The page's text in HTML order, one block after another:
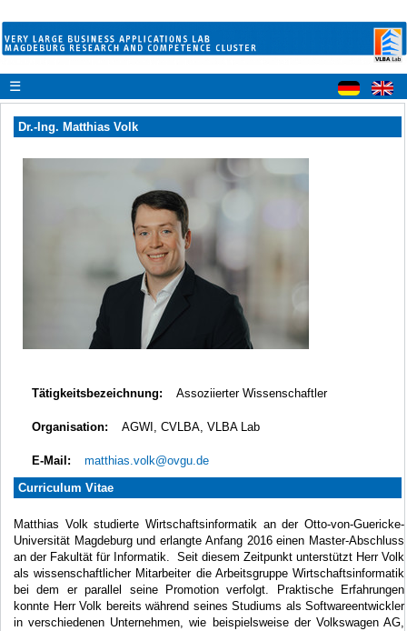
☰
Dr.-Ing. Matthias Volk
Tätigkeitsbezeichnung: Assoziierter Wissenschaftler
Organisation: AGWI, CVLBA, VLBA Lab
E-Mail:
matthias.volk@ovgu.de
Curriculum Vitae
Matthias Volk studierte Wirtschaftsinformatik an der Otto-von-Guericke-
Universität Magdeburg und erlangte Anfang 2016 einen Master-Abschluss
an der Fakultät für Informatik. Seit diesem Zeitpunkt unterstützt Herr Volk
als wissenschaftlicher Mitarbeiter die Arbeitsgruppe Wirtschaftsinformatik
bei dem er parallel seine Promotion verfolgt. Praktische Erfahrungen
konnte Herr Volk bereits während seines Studiums als Softwareentwickler
in verschiedenen Unternehmen, wie beispielsweise der Volkswagen AG,